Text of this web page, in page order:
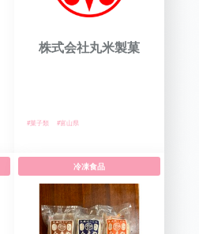
株式会社丸米製菓
#菓子類 #富山県
冷凍食品